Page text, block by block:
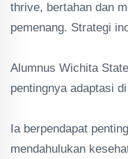
thrive, bertahan dan
pemenang. Strategi
Alumnus Wichita
pentingnya adaptasi
Ia berpendapat
mendahulukan